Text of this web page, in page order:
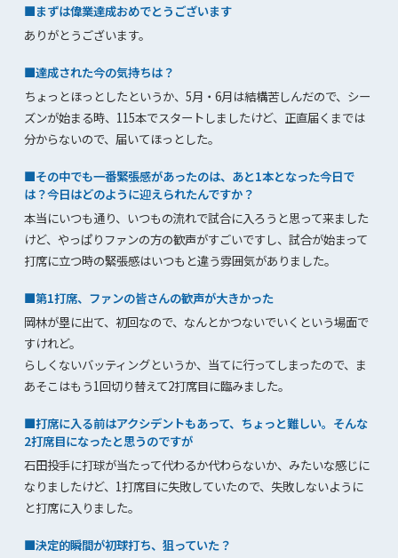
■まずは偉業達成おめでとうございます
ありがとうございます。
■達成された今の気持ちは？
ちょっとほっとしたというか、5月・6月は結構苦しんだので、シー
ズンが始まる時、115本でスタートしましたけど、正直届くまでは
分からないので、届いてほっとした。
■その中でも一番緊張感があったのは、あと1本となった今日で
は？今日はどのように迎えられたんですか？
本当にいつも通り、いつもの流れで試合に入ろうと思って来ました
けど、やっぱりファンの方の歓声がすごいですし、試合が始まって
打席に立つ時の緊張感はいつもと違う雰囲気がありました。
■第1打席、ファンの皆さんの歓声が大きかった
岡林が塁に出て、初回なので、なんとかつないでいくという場面で
すけれど。
らしくないバッティングというか、当てに行ってしまったので、ま
あそこはもう1回切り替えて2打席目に臨みました。
■打席に入る前はアクシデントもあって、ちょっと難しい。そんな
2打席目になったと思うのですが
石田投手に打球が当たって代わるか代わらないか、みたいな感じに
なりましたけど、1打席目に失敗していたので、失敗しないように
と打席に入りました。
■決定的瞬間が初球打ち、狙っていた？